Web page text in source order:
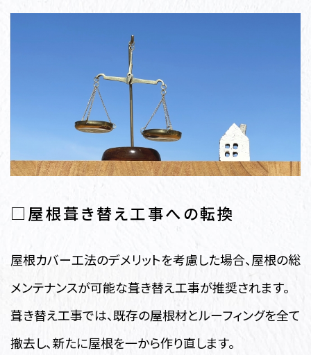
□屋根葺き替え工事への転換
屋根カバー工法のデメリットを考慮した場合、屋根の総
メンテナンスが可能な葺き替え工事が推奨されます。
葺き替え工事では、既存の屋根材とルーフィングを全て
撤去し、新たに屋根を一から作り直します。